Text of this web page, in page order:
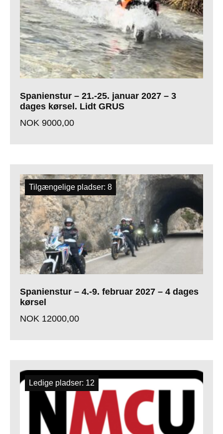
Spanienstur – 21.-25. januar 2027 – 3
dages kørsel. Lidt GRUS
NOK 9000,00
Spanienstur – 4.-9. februar 2027 – 4 dages
kørsel
NOK 12000,00
Tilgængelige pladser: 8
Ledige pladser: 12